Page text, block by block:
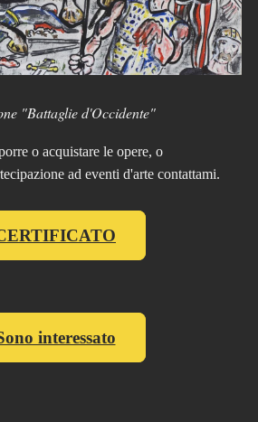
"Battaglie d'Occidente"
o acquistare le opere, o
ad eventi d'arte contattami.
interessato